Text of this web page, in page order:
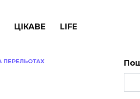
ЦІКАВЕ LIFE
ПЕРЕЛЬОТАХ